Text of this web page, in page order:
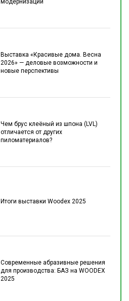
модернизации
Выставка «Красивые дома. Весна
2026» — деловые возможности и
новые перспективы
Чем брус клеёный из шпона (LVL)
отличается от других
пиломатериалов?
Итоги выставки Woodex 2025
Современные абразивные решения
для производства: БАЗ на WOODEX
2025